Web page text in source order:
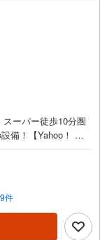
ーパー徒歩10分圏
備！【Yahoo！ 不
からエステート白
サポート◆1.FP相
ンナーと資金相談
2.設備保証の延長
年の設備修理サービ
「白馬の家」高気
件